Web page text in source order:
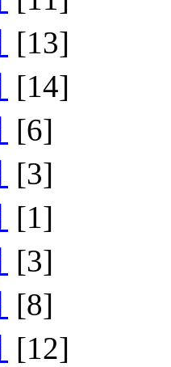
[13]
[14]
[6]
[3]
[1]
[3]
[8]
[12]